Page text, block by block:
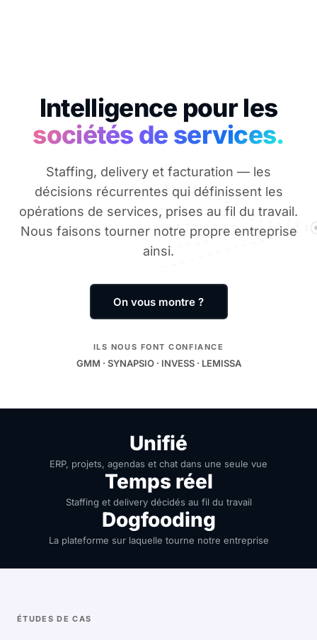
Intelligence pour les
sociétés de services.
Staffing, delivery et facturation — les
décisions récurrentes qui définissent les
opérations de services, prises au fil du travail.
Nous faisons tourner notre propre entreprise
ainsi.
On vous montre ?
ILS NOUS FONT CONFIANCE
GMM · SYNAPSIO · INVESS · LEMISSA
Unifié
ERP, projets, agendas et chat dans une seule vue
Temps réel
Staffing et delivery décidés au fil du travail
Dogfooding
La plateforme sur laquelle tourne notre entreprise
ÉTUDES DE CAS